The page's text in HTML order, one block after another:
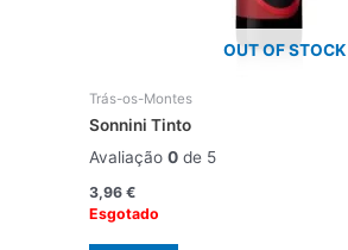
OUT OF STOCK
Trás-os-Montes
Sonnini Tinto
Avaliação 0de 5
3,96 €
Esgotado